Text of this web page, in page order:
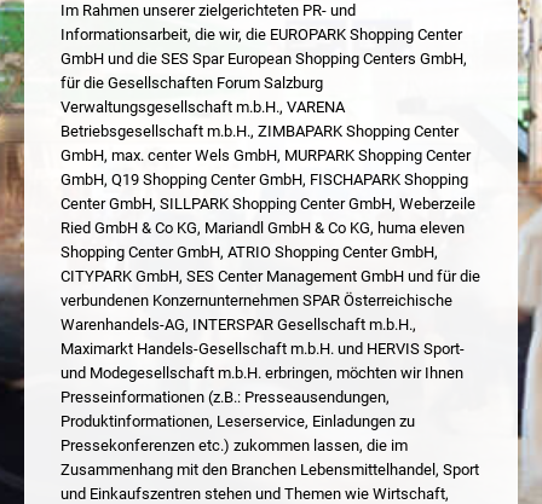
Im Rahmen unserer zielgerichteten PR- und
Informationsarbeit, die wir, die EUROPARK Shopping Center
GmbH und die SES Spar European Shopping Centers GmbH,
für die Gesellschaften Forum Salzburg
Verwaltungsgesellschaft m.b.H., VARENA
Betriebsgesellschaft m.b.H., ZIMBAPARK Shopping Center
GmbH, max. center Wels GmbH, MURPARK Shopping Center
GmbH, Q19 Shopping Center GmbH, FISCHAPARK Shopping
Center GmbH, SILLPARK Shopping Center GmbH, Weberzeile
Ried GmbH & Co KG, Mariandl GmbH & Co KG, huma eleven
Shopping Center GmbH, ATRIO Shopping Center GmbH,
CITYPARK GmbH, SES Center Management GmbH und für die
verbundenen Konzernunternehmen SPAR Österreichische
Warenhandels-AG, INTERSPAR Gesellschaft m.b.H.,
Maximarkt Handels-Gesellschaft m.b.H. und HERVIS Sport-
und Modegesellschaft m.b.H. erbringen, möchten wir Ihnen
Presseinformationen (z.B.: Presseausendungen,
Produktinformationen, Leserservice, Einladungen zu
Pressekonferenzen etc.) zukommen lassen, die im
Zusammenhang mit den Branchen Lebensmittelhandel, Sport
und Einkaufszentren stehen und Themen wie Wirtschaft,